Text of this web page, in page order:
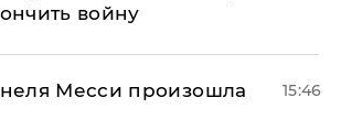
войну
Месси произошла
15:46